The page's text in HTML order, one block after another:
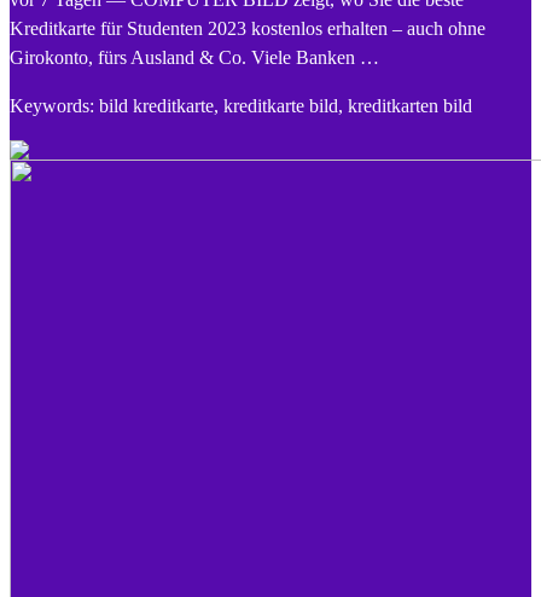
Kreditkarte für Studenten 2023 kostenlos erhalten – auch ohne
Girokonto, fürs Ausland & Co. Viele Banken …
Keywords: bild kreditkarte, kreditkarte bild, kreditkarten bild